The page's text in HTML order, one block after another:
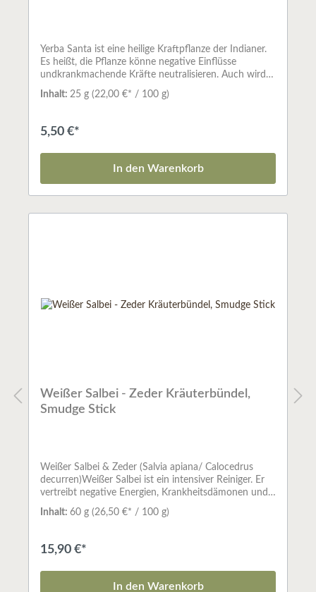
Yerba Santa ist eine heilige Kraftpflanze der Indianer.
Es heißt, die Pflanze könne negative Einflüsse
undkrankmachende Kräfte neutralisieren. Auch wird
ihm eine antibakterielle Wirkung zugeschrieben.Yerba
Santa entwickelt einen warm-würzigen Duft.Yerba
liebevolle Energie transformiert disharmonische
Kräfte. Er gilt als Lichtbringer, der die Atmosphäre
aufhellt und den Frieden anzieht. Eine ideale
Kombination für Reinigungen von Haus und
altersher benutzt. Da die Pflanzen fast immer so
verschiedener Pflanzen. Der Rauch der heiligen
Inhalt: 25 g (22,00 €* / 100 g)
5,50 €*
In den Warenkorb
Weißer Salbei - Zeder Kräuterbündel,
Smudge Stick
Weißer Salbei & Zeder (Salvia apiana/ Calocedrus
decurren)Weißer Salbei ist ein intensiver Reiniger. Er
vertreibt negative Energien, Krankheitsdämonen und
niedere Astralwesen. Er klärt unseren Geist und befreit
uns von allen Arten von Anhaftungen. Zedernholz
nötige Vertrauen und stärkt unsere
Intuition.Kräuterbündel - SmudgesSo
naturverbunden, wie die indianische Kultur
Nordamerikas bis heute geblieben ist, ist auch das
Inhalt: 60 g (26,50 €* / 100 g)
15,90 €*
In den Warenkorb